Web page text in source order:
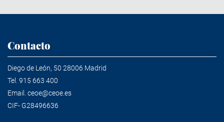
Contacto
Diego de León, 50 28006 Madrid
Tel. 915 663 400
Email. ceoe@ceoe.es
CIF- G28496636